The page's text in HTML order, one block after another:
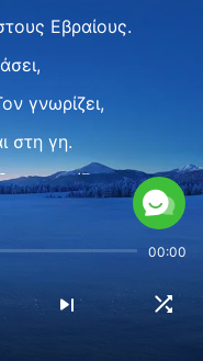
Εβραίους.
γνωρίζει,
στη γη.
γνωρίζει
Του
00:00